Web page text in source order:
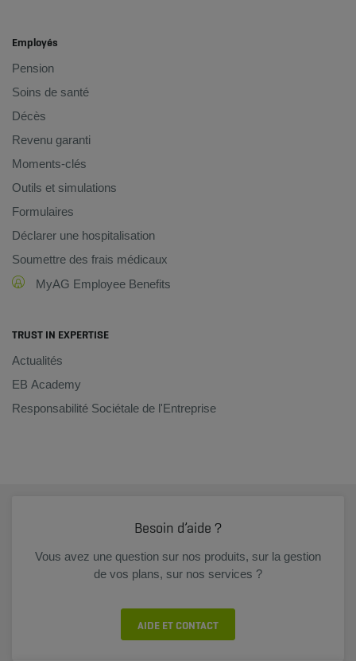
Employés
Pension
Soins de santé
Décès
Revenu garanti
Moments-clés
Outils et simulations
Formulaires
Déclarer une hospitalisation
Soumettre des frais médicaux
MyAG Employee Benefits
TRUST IN EXPERTISE
Actualités
EB Academy
Responsabilité Sociétale de l'Entreprise
Besoin d’aide ?
Vous avez une question sur nos produits, sur la gestion
de vos plans, sur nos services ?
AIDE ET CONTACT